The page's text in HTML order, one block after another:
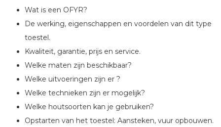
Wat is een OFYR?
De werking, eigenschappen en voordelen van dit type
toestel.
Kwaliteit, garantie, prijs en service.
Welke maten zijn beschikbaar?
Welke uitvoeringen zijn er ?
Welke technieken zijn er mogelijk?
Welke houtsoorten kan je gebruiken?
Opstarten van het toestel: Aansteken, vuur opbouwen.